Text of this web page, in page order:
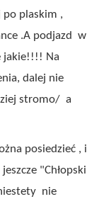
po plaskim ,
.A podjazd w
jakie!!!! Na
dalej nie
stromo/ a
posiedzieć , i
"Chłopski
nie